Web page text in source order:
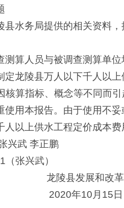
县水务局提供的相关资料
测算人员与被调查测算单位
定龙陵县万人以下千人以
核算指标、概念等不同而
使用本报告。由于使用不
人以上供水工程定价成本费
兴武 李正鹏
张兴武）
展和改革
月15日